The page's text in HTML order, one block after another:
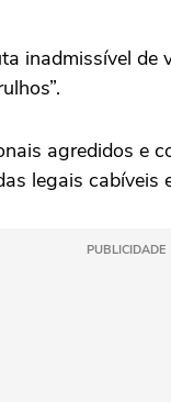
inadmissível
agredidos e
legais cabíveis
PUBLICIDADE